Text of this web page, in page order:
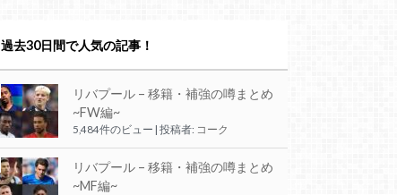
過去30日間で人気の記事！
リバプール – 移籍・補強の噂まとめ
~FW編~
5,484件のビュー | 投稿者: コーク
リバプール – 移籍・補強の噂まとめ
~MF編~